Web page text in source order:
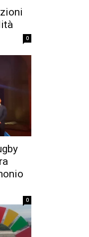
0
0